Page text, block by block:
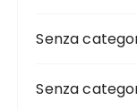
Senza
Senza